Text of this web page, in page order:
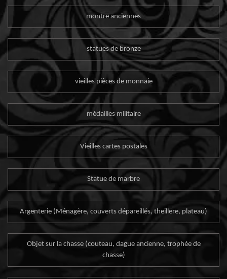
montre anciennes
statues de bronze
vieilles pièces de monnaie
médailles militaire
Vieilles cartes postales
Statue de marbre
Argenterie (Ménagère, couverts dépareillés, theillere, plateau)
Objet sur la chasse (couteau, dague ancienne, trophée de
chasse)